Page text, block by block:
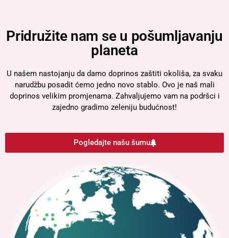
Pridružite nam se u pošumljavanju
planeta
U našem nastojanju da damo doprinos zaštiti okoliša, za svaku
narudžbu posadit ćemo jedno novo stablo. Ovo je naš mali
doprinos velikim promjenama. Zahvaljujemo vam na podršci i
zajedno gradimo zeleniju budućnost!
Pogledajte našu šumu